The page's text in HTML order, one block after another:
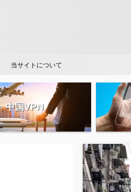
当サイトについて
中国VPN